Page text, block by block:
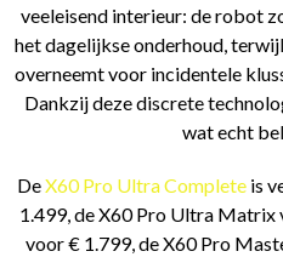
veeleisend interieur: de robot
het dagelijkse onderhoud,
overneemt voor incidentele
Dankzij deze discrete
wat echt
DeX60 Pro Ultra Complete is
1.499, de X60 Pro Ultra Matrix
voor € 1.799, de X60 Pro